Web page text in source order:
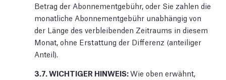
Betrag der Abonnementgebühr, oder Sie zahlen die
monatliche Abonnementgebühr unabhängig von
der Länge des verbleibenden Zeitraums in diesem
Monat, ohne Erstattung der Differenz (anteiliger
Anteil).
3.7.WICHTIGER HINWEIS:Wie oben erwähnt,